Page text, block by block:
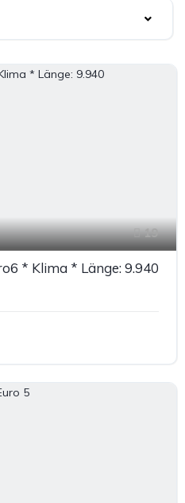
19
* Klima * Länge: 9.940